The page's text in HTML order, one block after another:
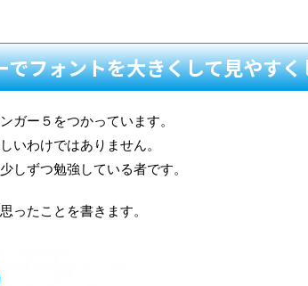
でフォントを大きくして見やす
ガー５をつかっています。
いわけではありません。
しずつ勉強している者です。
ったことを書きます。